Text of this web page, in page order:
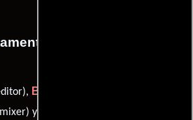
de sonido
Bob Cox
y